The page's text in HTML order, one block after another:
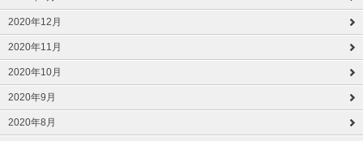
2020年12月
2020年11月
2020年10月
2020年9月
2020年8月